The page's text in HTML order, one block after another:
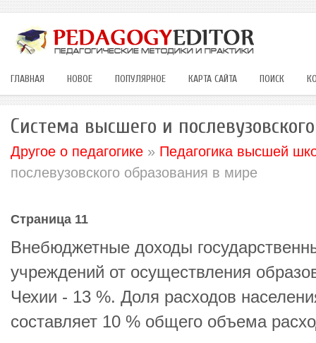
ГЛАВНАЯ НОВОЕ ПОПУЛЯРНОЕ КАРТА САЙТА ПОИСК
Система высшего и
Другое о педагогике » Педагогика высшей
послевузовского образования в мире
Страница 11
Внебюджетные доходы
учреждений от осуществления
Чехии - 13 %. Доля расходов
составляет 10 % общего объема